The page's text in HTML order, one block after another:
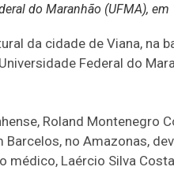
do Maranhão (UFMA),
da cidade de Viana, na
Federal do
Roland Montenegro
Barcelos, no Amazonas,
médico, Laércio Silva